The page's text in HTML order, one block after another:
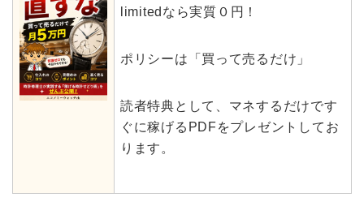
limitedなら実質０円！
ポリシーは「買って売るだけ」
読者特典として、マネするだけです
ぐに稼げるPDFをプレゼントしてお
ります。